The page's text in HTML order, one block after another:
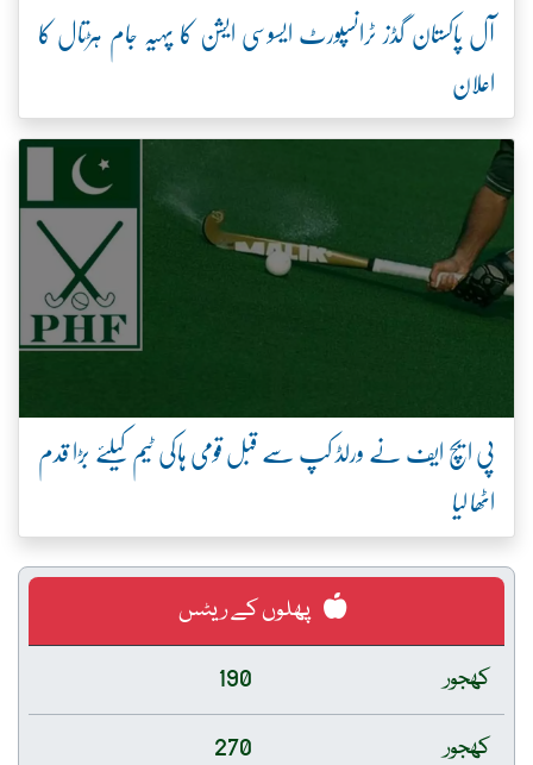
آل پاکستان گڈز ٹرانسپورٹ ایسوسی ایشن کا پہیہ جام ہڑتال کا
اعلان
پی ایچ ایف نے ورلڈ کپ سے قبل قومی ہاکی ٹیم کیلئے بڑا قدم
اٹھا لیا
پھلوں کے ریٹس
کھجور
190
کھجور
270